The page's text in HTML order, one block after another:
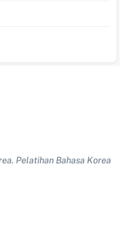
Pelatihan Bahasa Korea